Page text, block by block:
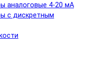
аналоговые 4-20 мА
с дискретным